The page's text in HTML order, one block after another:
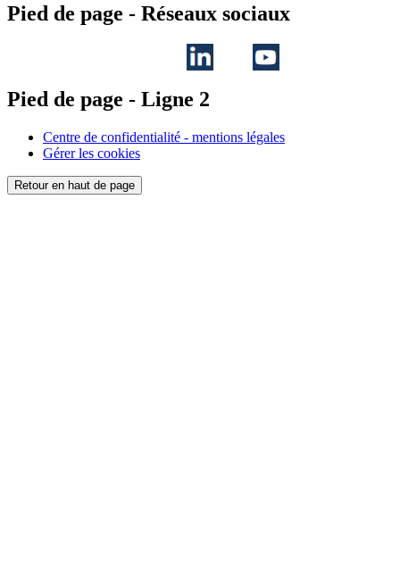
Pied de page - Réseaux sociaux
Pied de page - Ligne 2
Centre de confidentialité - mentions légales
Gérer les cookies
Retour en haut de page